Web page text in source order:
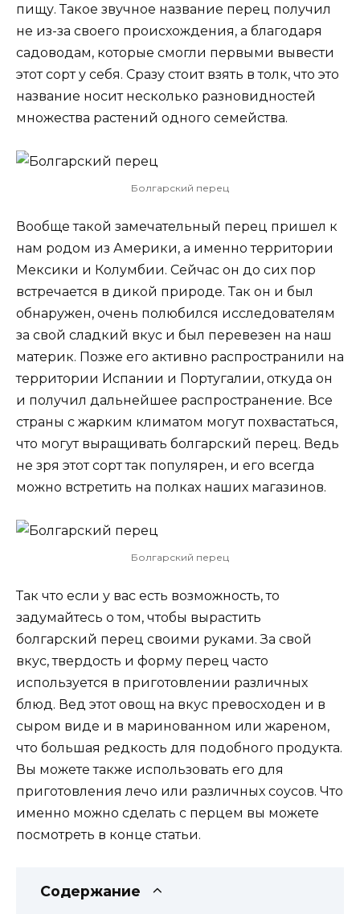
пищу. Такое звучное название перец получил
не из-за своего происхождения, а благодаря
садоводам, которые смогли первыми вывести
этот сорт у себя. Сразу стоит взять в толк, что это
название носит несколько разновидностей
множества растений одного семейства.
Болгарский перец
Вообще такой замечательный перец пришел к
нам родом из Америки, а именно территории
Мексики и Колумбии. Сейчас он до сих пор
встречается в дикой природе. Так он и был
обнаружен, очень полюбился исследователям
за свой сладкий вкус и был перевезен на наш
материк. Позже его активно распространили на
территории Испании и Португалии, откуда он
и получил дальнейшее распространение. Все
страны с жарким климатом могут похвастаться,
что могут выращивать болгарский перец. Ведь
не зря этот сорт так популярен, и его всегда
можно встретить на полках наших магазинов.
Болгарский перец
Так что если у вас есть возможность, то
задумайтесь о том, чтобы вырастить
болгарский перец своими руками. За свой
вкус, твердость и форму перец часто
используется в приготовлении различных
блюд. Вед этот овощ на вкус превосходен и в
сыром виде и в маринованном или жареном,
что большая редкость для подобного продукта.
Вы можете также использовать его для
приготовления лечо или различных соусов. Что
именно можно сделать с перцем вы можете
посмотреть в конце статьи.
Содержание